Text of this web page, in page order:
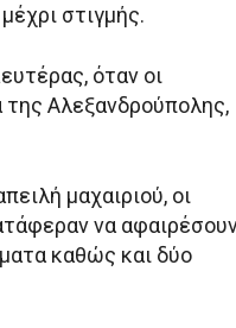
στιγμής.
όταν οι
της Αλεξανδρούπολης,
μαχαιριού, οι
να
καθώς και δύο